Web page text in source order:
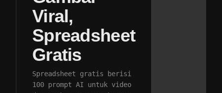
Viral,
Spreadsheet
Gratis
Spreadsheet gratis berisi
100 prompt AI untuk video